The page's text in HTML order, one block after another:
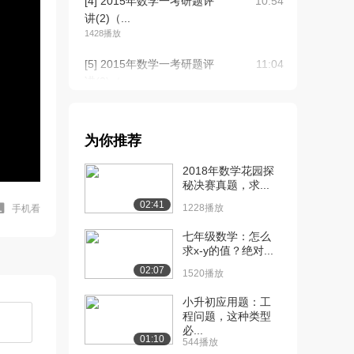
手机看
讲(2)（...
1428播放
[5] 2015年数学一考研题评
11:04
讲(2)（...
[7] 2015年数学一考研题评
12:48
[8] 2015年数学一考研题评
12:54
[9] 2015年数学一考研题评
12:45
为你推荐
02:41
2018年数学花园探
秘决赛真题，求...
1228播放
02:07
七年级数学：怎么
求x-y的值？绝对...
1520播放
01:10
小升初应用题：工
程问题，这种类型
必...
544播放